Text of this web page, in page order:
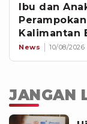
Ibu dan
Kalimantan
News 10/08/2026
JANGAN